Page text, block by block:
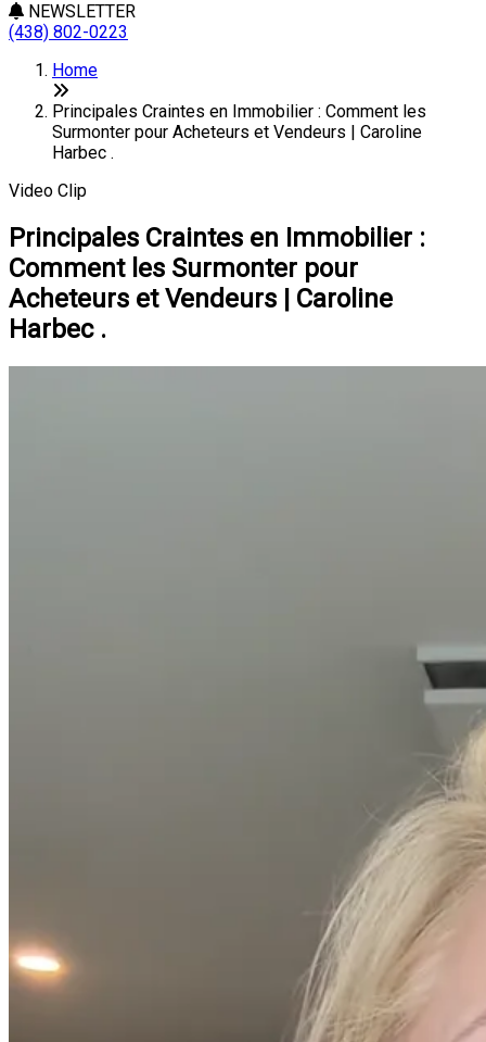
NEWSLETTER
(438) 802-0223
Home
Principales Craintes en Immobilier : Comment les
Surmonter pour Acheteurs et Vendeurs | Caroline
Harbec .
Video Clip
Principales Craintes en Immobilier :
Comment les Surmonter pour
Acheteurs et Vendeurs | Caroline
Harbec .